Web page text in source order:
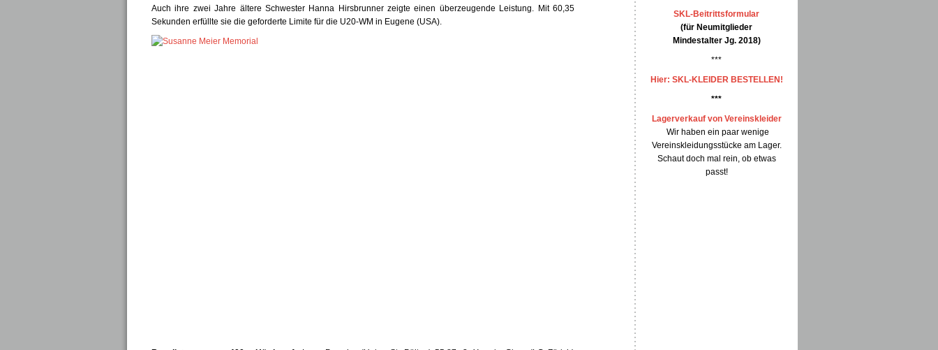
Auch ihre zwei Jahre ältere Schwester Hanna Hirsbrunner zeigte einen überzeugende Leistung. Mit 60,35
Sekunden erfüllte sie die geforderte Limite für die U20‑WM in Eugene (USA).
SKL-Beitrittsformular
(für Neumitglieder
Mindestalter Jg. 2018)
***
Hier: SKL-KLEIDER BESTELLEN!
***
Lagerverkauf von Vereinskleider
Wir haben ein paar wenige
Vereinskleidungsstücke am Lager.
Schaut doch mal rein, ob etwas
passt!